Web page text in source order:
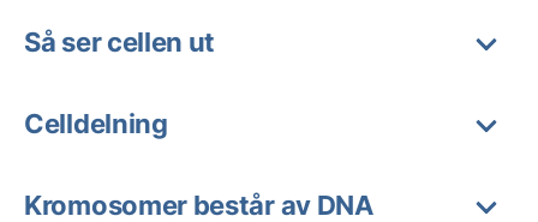
Så ser cellen ut
Celldelning
Kromosomer består av DNA